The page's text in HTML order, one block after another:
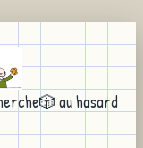
🎲 au hasard